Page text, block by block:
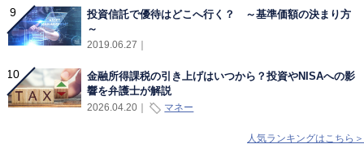
投資信託で優待はどこへ行く？ ～基準価額の決まり方
～
2019.06.27
金融所得課税の引き上げはいつから？投資やNISAへの影
響を弁護士が解説
2026.04.20｜ マネー
人気ランキングはこちら＞